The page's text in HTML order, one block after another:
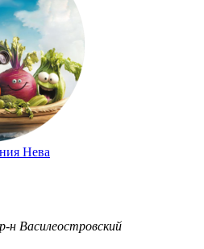
Нева
н Василеостровский